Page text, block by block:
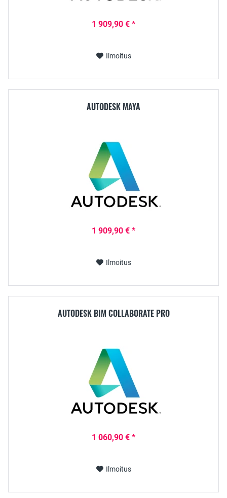
1 909,90 € *
Ilmoitus
AUTODESK MAYA
1 909,90 € *
Ilmoitus
AUTODESK BIM COLLABORATE PRO
1 060,90 € *
Ilmoitus